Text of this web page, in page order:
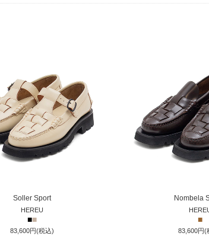
Soller Sport
HEREU
■■
83,600円(税込)
Nombela
■
83,600円(